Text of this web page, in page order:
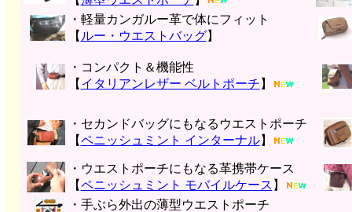
・軽量カンガルー革で体にフィット
【 ルー・ウエストバッグ】
・コンパクト＆機能性
【 イタリアンレザー ベルトポーチ 】
・セカンドバッグにもなるウエストポーチ
【ペニッシュミント インターナル】
・ウエストポーチにもなる革携帯ケース
【ペニッシュミント モバイルケース 】
・手ぶら外出の薄型ウエストポーチ